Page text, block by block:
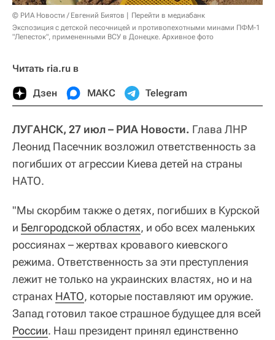
© РИА Новости / Евгений Биятов
Перейти в медиабанк
Экспозиция с детской песочницей и противопехотными минами ПФМ-1
"Лепесток", примененными ВСУ в Донецке. Архивное фото
Читать ria.ru в
Дзен МАКС Telegram
ЛУГАНСК, 27 июл – РИА Новости. Глава ЛНР
Леонид Пасечник возложил ответственность за
погибших от агрессии Киева детей на страны
НАТО.
"Мы скорбим также о детях, погибших в Курской
и Белгородской областях, и обо всех маленьких
россиянах – жертвах кровавого киевского
режима. Ответственность за эти преступления
лежит не только на украинских властях, но и на
странах НАТО, которые поставляют им оружие.
Запад готовил такое страшное будущее для всей
России. Наш президент принял единственно